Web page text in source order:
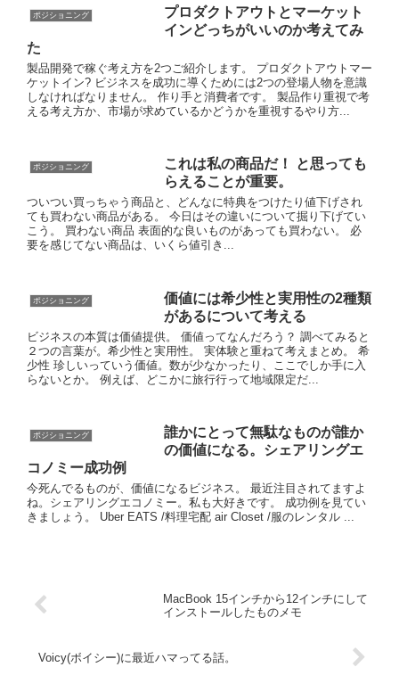
ポジショニング
プロダクトアウトとマーケット
インどっちがいいのか考えてみ
た
製品開発で稼ぐ考え方を2つご紹介します。 プロダクトアウトマー
ケットイン? ビジネスを成功に導くためには2つの登場人物を意識
しなければなりません。 作り手と消費者です。 製品作り重視で考
える考え方か、市場が求めているかどうかを重視するやり方...
ポジショニング
これは私の商品だ！ と思っても
らえることが重要。
ついつい買っちゃう商品と、どんなに特典をつけたり値下げされ
ても買わない商品がある。 今日はその違いについて掘り下げてい
こう。 買わない商品 表面的な良いものがあっても買わない。 必
要を感じてない商品は、いくら値引き...
ポジショニング
価値には希少性と実用性の2種類
があるについて考える
ビジネスの本質は価値提供。 価値ってなんだろう？ 調べてみると
２つの言葉が。希少性と実用性。 実体験と重ねて考えまとめ。 希
少性 珍しいっていう価値。数が少なかったり、ここでしか手に入
らないとか。 例えば、どこかに旅行行って地域限定だ...
ポジショニング
誰かにとって無駄なものが誰か
の価値になる。シェアリングエ
コノミー成功例
今死んでるものが、価値になるビジネス。 最近注目されてますよ
ね。シェアリングエコノミー。私も大好きです。 成功例を見てい
きましょう。 Uber EATS /料理宅配 air Closet /服のレンタル ...
MacBook 15インチから12インチにして
インストールしたものメモ
Voicy(ボイシー)に最近ハマってる話。